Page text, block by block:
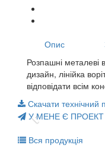
Опис
Розпашні металеві
дизайн, лінійка
відповідати всім
Скачати технічний
У МЕНЕ Є ПРОЕКТ
Вся продукція